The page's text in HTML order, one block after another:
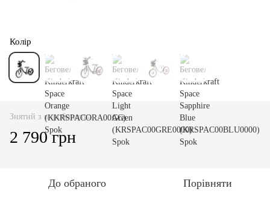
Колір
Знятий з виробництва
2 790 грн
До обраного Порівняти